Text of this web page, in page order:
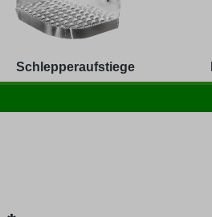
Schlepperaufstiege